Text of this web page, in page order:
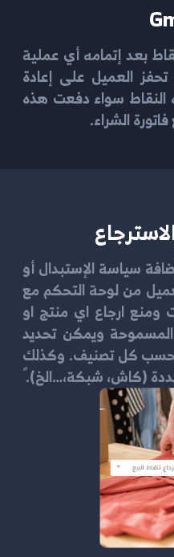
بعد إتمامه أي عملية
العميل على إعادة
النقاط سواء دفعت هذه
الشراء.
سياسة الإستبدال أو
من لوحة التحكم مع
ومنع ارجاع اي منتج او
المسموحة ويمكن تحديد
بحسب كل تصنيف. وكذلك
(كاش، شبكة،…الخ).ً